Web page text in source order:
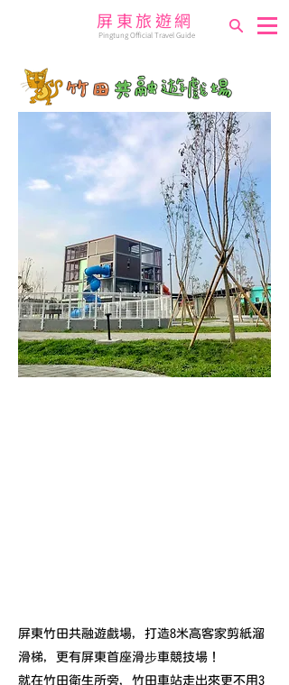
屏東旅遊網
Pingtung Official Travel Guide
屏東竹田共融遊戲場，打造8米高客家剪紙溜
滑梯，更有屏東首座滑步車競技場！
就在竹田衛生所旁，竹田車站走出來更不用3